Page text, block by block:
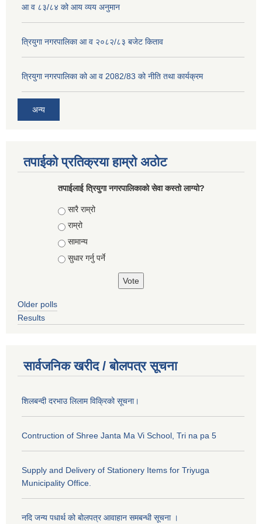
आ व ८३/८४ को आय व्यय अनुमान
त्रियुगा नगरपालिका आ व २०८२/८३ बजेट किताव
त्रियुगा नगरपालिका को आ व 2082/83 को नीति तथा कार्यक्रम
अन्य
तपाईको प्रतिक्रया हाम्रो अठोट
तपाईलाई त्रियुगा नगरपालिकाको सेवा कस्तो लाग्यो?
Choices
सारै राम्रो
राम्रो
सामान्य
सुधार गर्नु पर्ने
Older polls
Results
सार्वजनिक खरीद / बोलपत्र सूचना
शिलबन्दी दरभाउ लिलाम विक्रिको सूचना।
Contruction of Shree Janta Ma Vi School, Tri na pa 5
Supply and Delivery of Stationery Items for Triyuga
Municipality Office.
नदि जन्य पधार्थ को बोलपत्र आवाहान समबन्धी सूचना ।